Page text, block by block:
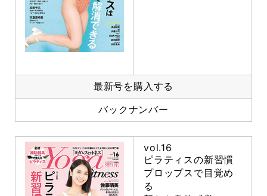
最新号を購入する
バックナンバー
vol.16
ピラティスの新習慣
プロップスで目覚め
る